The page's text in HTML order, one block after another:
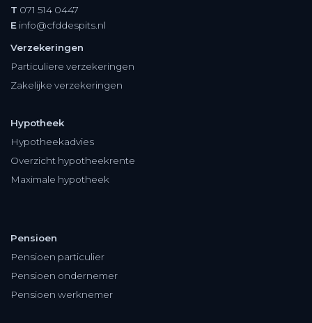
T 071 514 0447
E info@cfddespits.nl
Verzekeringen
Particuliere verzekeringen
Zakelijke verzekeringen
Hypotheek
Hypotheekadvies
Overzicht hypotheekrente
Maximale hypotheek
Pensioen
Pensioen particulier
Pensioen ondernemer
Pensioen werknemer